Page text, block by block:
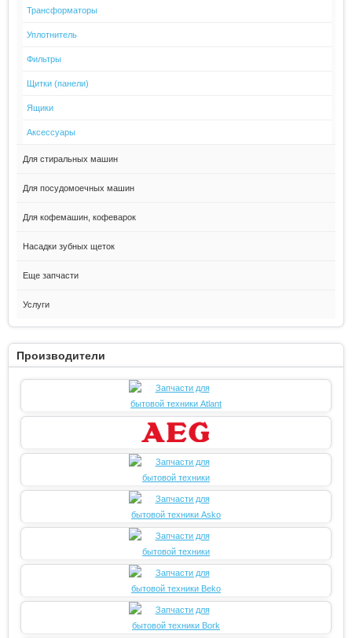
Трансформаторы
Уплотнитель
Фильтры
Щитки (панели)
Ящики
Аксессуары
Для стиральных машин
Для посудомоечных машин
Для кофемашин, кофеварок
Насадки зубных щеток
Еще запчасти
Услуги
Производители